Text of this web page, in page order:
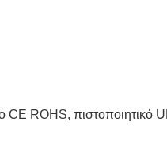
CE ROHS, πιστοποιητικό